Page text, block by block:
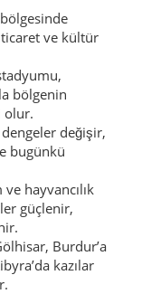
ve kültür
bölgenin
olur.
değişir,
bugünkü
ve hayvancılık
güçlenir,
Burdur’a
kazılar